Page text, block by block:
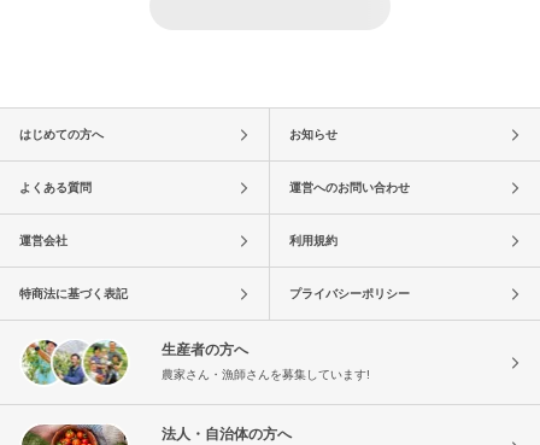
はじめての方へ お知らせ
よくある質問 運営へのお問い合わせ
運営会社 利用規約
特商法に基づく表記 プライバシーポリシー
生産者の方へ
農家さん・漁師さんを募集しています!
法人・自治体の方へ